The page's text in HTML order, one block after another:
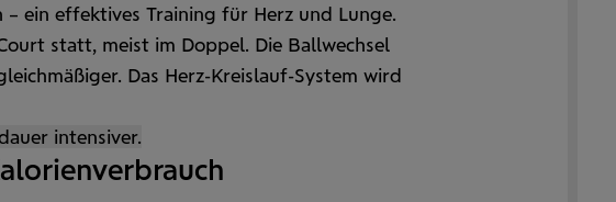
– ein effektives Training für Herz und Lunge.
statt, meist im Doppel. Die Ball­wechsel
Das Herz-Kreislauf-System wird
intensiver.